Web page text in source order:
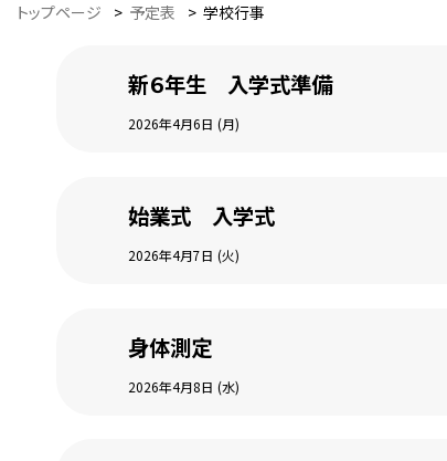
トップページ > 予定表 > 学校行事
新６年生 入学式準備
2026年4月6日 (月)
始業式 入学式
2026年4月7日 (火)
身体測定
2026年4月8日 (水)